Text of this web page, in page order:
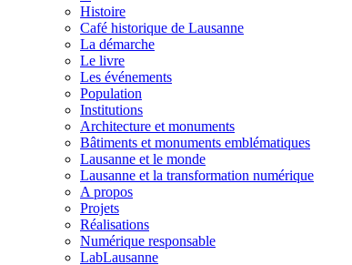
Histoire
Café historique de Lausanne
La démarche
Le livre
Les événements
Population
Institutions
Architecture et monuments
Bâtiments et monuments emblématiques
Lausanne et le monde
Lausanne et la transformation numérique
A propos
Projets
Réalisations
Numérique responsable
LabLausanne